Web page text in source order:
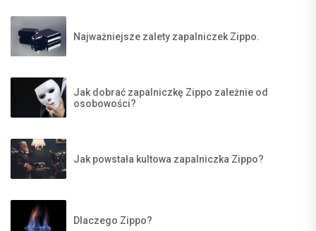
Najważniejsze zalety zapalniczek Zippo.
Jak dobrać zapalniczkę Zippo zależnie od
osobowości?
Jak powstała kultowa zapalniczka Zippo?
Dlaczego Zippo?